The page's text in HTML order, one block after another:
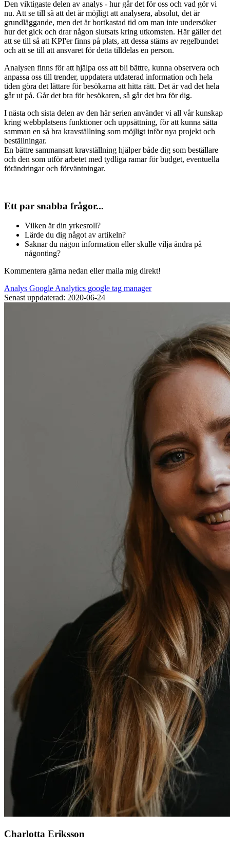
Den viktigaste delen av analys - hur går det för oss och vad gör vi
nu. Att se till så att det är möjligt att analysera, absolut, det är
grundläggande, men det är bortkastad tid om man inte undersöker
hur det gick och drar någon slutsats kring utkomsten. Här gäller det
att se till så att KPI'er finns på plats, att dessa stäms av regelbundet
och att se till att ansvaret för detta tilldelas en person.
Analysen finns för att hjälpa oss att bli bättre, kunna observera och
anpassa oss till trender, uppdatera utdaterad information och hela
tiden göra det lättare för besökarna att hitta rätt. Det är vad det hela
går ut på. Går det bra för besökaren, så går det bra för dig.
I nästa och sista delen av den här serien använder vi all vår kunskap
kring webbplatsens funktioner och uppsättning, för att kunna sätta
samman en så bra kravställning som möjligt inför nya projekt och
beställningar.
En bättre sammansatt kravställning hjälper både dig som beställare
och den som utför arbetet med tydliga ramar för budget, eventuella
förändringar och förväntningar.
Ett par snabba frågor...
Vilken är din yrkesroll?
Lärde du dig något av artikeln?
Saknar du någon information eller skulle vilja ändra på
någonting?
Kommentera gärna nedan eller maila mig direkt!
Analys Google Analytics google tag manager
Senast uppdaterad: 2020-06-24
Charlotta Eriksson